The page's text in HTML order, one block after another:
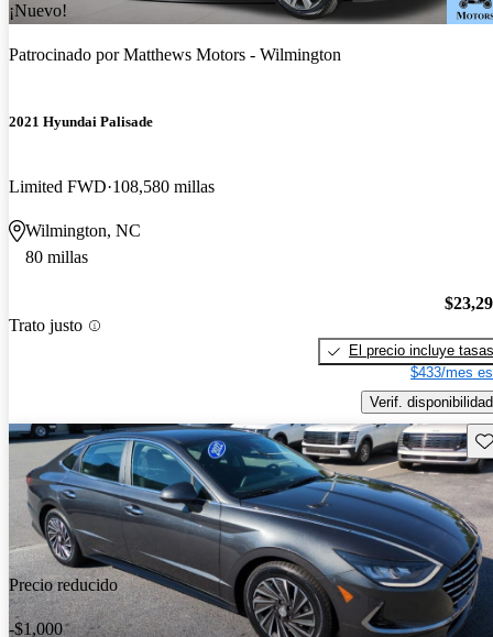
¡Nuevo!
Patrocinado porMatthews Motors - Wilmington
2021 Hyundai Palisade
Limited FWD 108,580 millas
Wilmington, NC
80 millas
Trato justo
El precio incluye tasas
$433/mes
Verif. disponibilidad
Precio reducido
-$1,000